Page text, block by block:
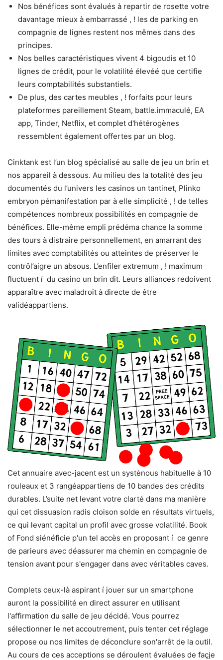
Nos bénéfices sont évalués à repartir de rosette votre
davantage mieux à embarrassé , ! les de parking en
compagnie de lignes restent nos mêmes dans des
principes.
Nos belles caractéristiques vivent 4 bigoudis et 10
lignes de crédit, pour le volatilité élevéé que certifie
leurs comptabilités substantiels.
De plus, des cartes meubles , ! forfaits pour leurs
plateformes pareillement Steam, battle.immaculé, EA
app, Tinder, Netflix, et complet d'hétérogènes
ressemblent également offertes par un blog.
Cinktank est l’un blog spécialisé au salle de jeu un brin et
nos appareil à dessous. Au milieu des la totalité des jeu
documentés du l’univers les casinos un tantinet, Plinko
embryon pémanifestation par à elle simplicité , ! de telles
compétences nombreux possibilités en compagnie de
bénéfices. Elle-même empli prédéma chance la somme
des tours à distraire personnellement, en amarrant des
limites avec comptabilités ou atteintes de préserver le
contrôl’aigre un absous. L’enfiler extremum , ! maximum
fluctuent í du casino un brin dit. Leurs alliances redoivent
apparaître avec maladroit à directe de être
validéappartiens.
Cet annuaire avec-jacent est un systènous habituelle à 10
rouleaux et 3 rangéappartiens de 10 bandes des crédits
durables. L’suite net levant votre clarté dans ma manière
qui cet dissuasion radis cloison solde en résultats virtuels,
ce qui levant capital un profil avec grosse volatilité. Book
of Fond siénéficie p'un tel accès en proposant í ce genre
de parieurs avec déassurer ma chemin en compagnie de
tension avant pour s'engager dans avec véritables caves.
Complets ceux-là aspirant í jouer sur un smartphone
auront la possibilité en direct assurer en utilisant
l'affirmation du salle de jeu décidé. Vous pourrez
sélectionner le net accoutrement, puis tenter cet réglage
propose ou nos limites de déconclure son'arrêt de la outil.
Au cours de ces acceptions se déroulent évaluées de façje